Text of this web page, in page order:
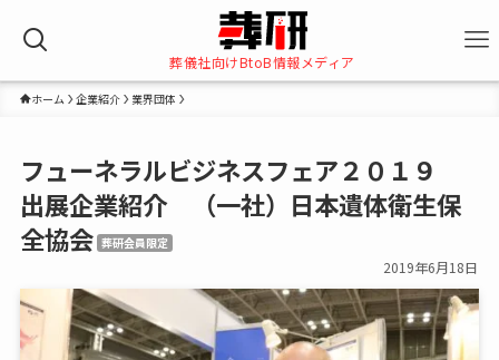
葬儀社向けBtoB情報メディア
ホーム 企業紹介 業界団体
フューネラルビジネスフェア２０１９
出展企業紹介 （一社）日本遺体衛生保
全協会 葬研会員限定
2019年6月18日